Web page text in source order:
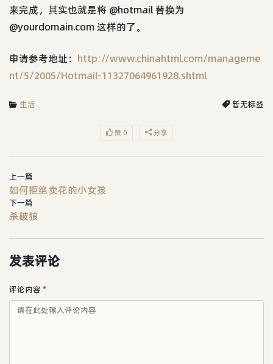
来完成，其实也就是将 @hotmail 替换为
@yourdomain.com 这样的了。
申请参考地址： http://www.chinahtml.com/manageme
nt/5/2005/Hotmail-11327064961928.shtml
生活 暂无标签
赞 0 分享
上一篇
如何拒绝卖花的小女孩
下一篇
杀破狼
发表评论
评论内容 *